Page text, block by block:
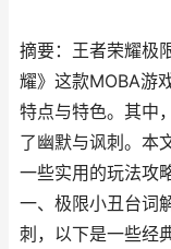
摘要：王者荣耀极
耀》这款MOBA游
特点与特色。其中
了幽默与讽刺。本
一些实用的玩法攻
一、极限小丑台词
刺，以下是一些经